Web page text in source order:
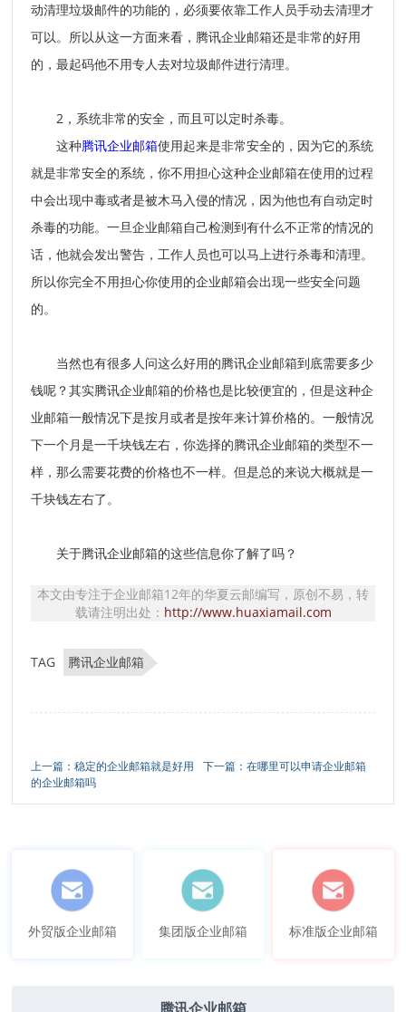
动清理垃圾邮件的功能的，必须要依靠工作人员手动去清理才
可以。所以从这一方面来看，腾讯企业邮箱还是非常的好用
的，最起码他不用专人去对垃圾邮件进行清理。
2 ，系统非常的安全，而且可以定时杀毒。
这种腾讯企业邮箱使用起来是非常安全的，因为它的系统
就是非常安全的系统，你不用担心这种企业邮箱在使用的过程
中会出现中毒或者是被木马入侵的情况，因为他也有自动定时
杀毒的功能。一旦企业邮箱自己检测到有什么不正常的情况的
话，他就会发出警告，工作人员也可以马上进行杀毒和清理。
所以你完全不用担心你使用的企业邮箱会出现一些安全问题
的。
当然也有很多人问这么好用的腾讯企业邮箱到底需要多少
钱呢？其实腾讯企业邮箱的价格也是比较便宜的，但是这种企
业邮箱一般情况下是按月或者是按年来计算价格的。一般情况
下一个月是一千块钱左右，你选择的腾讯企业邮箱的类型不一
样，那么需要花费的价格也不一样。但是总的来说大概就是一
千块钱左右了。
关于腾讯企业邮箱的这些信息你了解了吗？
本文由专注于企业邮箱12年的华夏云邮编写，原创不易，转
载请注明出处： http://www.huaxiamail.com
TAG 腾讯企业邮箱
上一篇：稳定的企业邮箱就是好用
的企业邮箱吗
下一篇：在哪里可以申请企业邮箱
外贸版企业邮箱 集团版企业邮箱 标准版企业邮箱